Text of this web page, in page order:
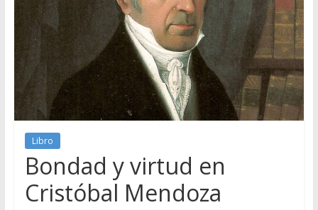
Libro
Bondad y virtud en
Cristóbal Mendoza